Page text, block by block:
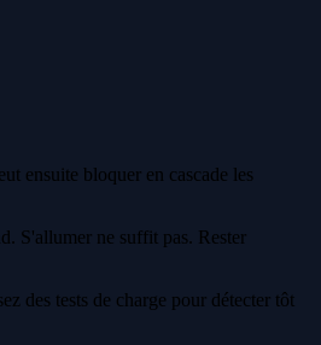
ensuite bloquer en cascade les
S'allumer ne suffit pas. Rester
des tests de charge pour détecter tôt